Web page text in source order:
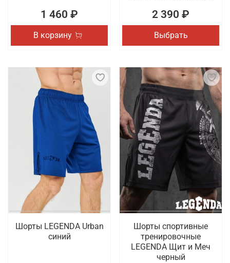
1 460 ₽
В корзину
2 390 ₽
Выбрать
Шорты LEGENDA Urban
синий
Шорты спортивные
тренировочные
LEGENDA Щит и Меч
черный